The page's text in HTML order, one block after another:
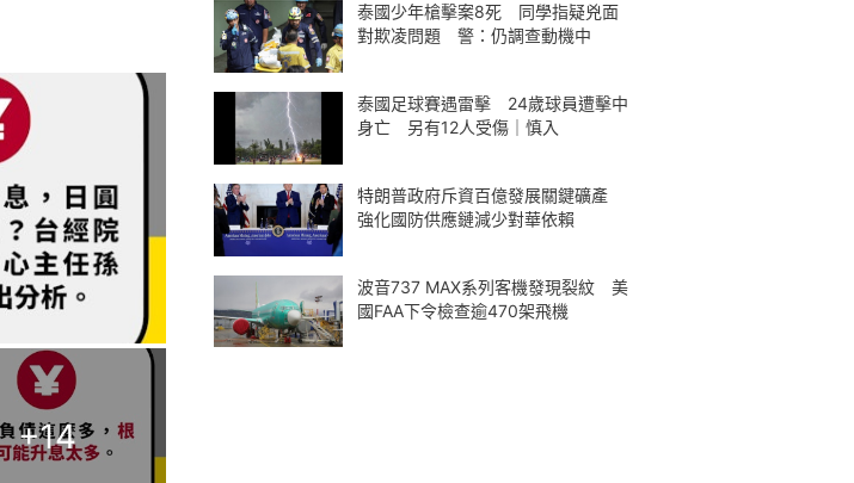
+14
泰國少年槍擊案8死 同學指疑兇面
對欺凌問題 警：仍調查動機中
泰國足球賽遇雷擊 24歲球員遭擊中
身亡 另有12人受傷｜慎入
特朗普政府斥資百億發展關鍵礦產
強化國防供應鏈減少對華依賴
波音737 MAX系列客機發現裂紋 美
國FAA下令檢查逾470架飛機